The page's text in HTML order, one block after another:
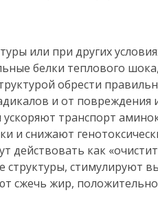
или при других
белки теплового
обрести
и от повреждения
транспорт
и снижают
действовать как
стимулируют
сжечь жир,